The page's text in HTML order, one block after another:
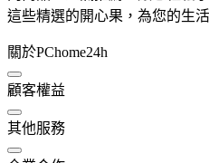
這些精選的開心果，為您的生
關於PChome24h
顧客權益
其他服務